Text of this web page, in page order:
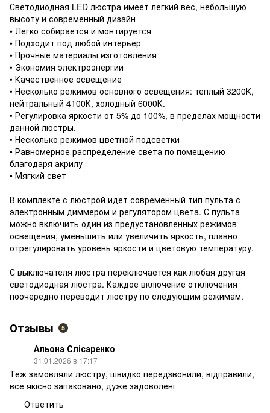
Светодиодная LED люстра имеет легкий вес, небольшую
высоту и современный дизайн
• Легко собирается и монтируется
• Подходит под любой интерьер
• Прочные материалы изготовления
• Экономия электроэнергии
• Качественное освещение
• Несколько режимов основного освещения: теплый 3200К,
нейтральный 4100К, холодный 6000К.
• Регулировка яркости от 5% до 100%, в пределах мощности
данной люстры.
• Несколько режимов цветной подсветки
• Равномерное распределение света по помещению
благодаря акрилу
• Мягкий свет
В комплекте с люстрой идет современный тип пульта с
электронным диммером и регулятором цвета. С пульта
можно включить один из предустановленных режимов
освещения, уменьшить или увеличить яркость, плавно
отрегулировать уровень яркости и цветовую температуру.
С выключателя люстра переключается как любая другая
светодиодная люстра. Каждое включение отключения
поочередно переводит люстру по следующим режимам.
Отзывы 5
Альона Слісаренко
31.01.2026 в 17:17
Теж замовляли люстру, швидко передзвонили, відправили,
все якісно запаковано, дуже задоволені
Ответить